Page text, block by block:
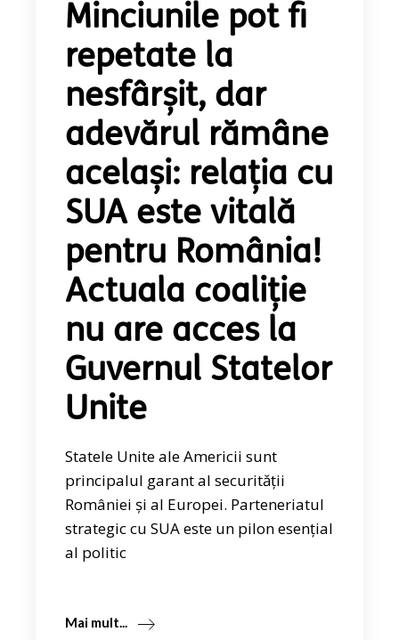
Minciunile pot fi
repetate la
nesfârșit, dar
adevărul rămâne
același: relația cu
SUA este vitală
pentru România!
Actuala coaliție
nu are acces la
Guvernul Statelor
Unite
Statele Unite ale Americii sunt
principalul garant al securității
României și al Europei. Parteneriatul
strategic cu SUA este un pilon esențial
al politic
Mai mult...